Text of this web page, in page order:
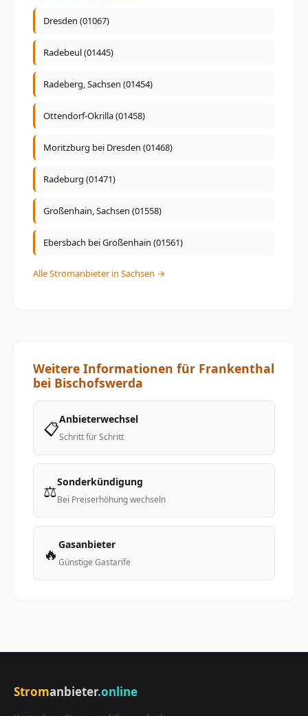
Dresden (01067)
Radebeul (01445)
Radeberg, Sachsen (01454)
Ottendorf-Okrilla (01458)
Moritzburg bei Dresden (01468)
Radeburg (01471)
Großenhain, Sachsen (01558)
Ebersbach bei Großenhain (01561)
Alle Stromanbieter in Sachsen →
Weitere Informationen für Frankenthal
bei Bischofswerda
📋Anbieterwechsel
Schritt für Schritt
⚖️Sonderkündigung
Bei Preiserhöhung wechseln
🔥 Gasanbieter
Günstige Gastarife
Stromanbieter.online